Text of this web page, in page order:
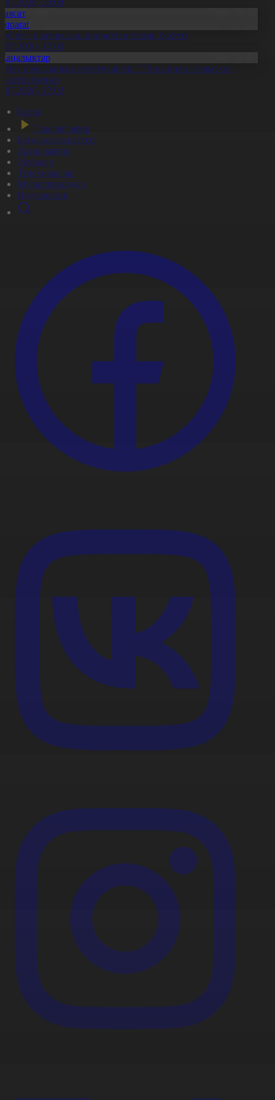
партиясы кандидаттар тізімін бекітті
17:00
облысының жүргізушілері 170 мыңнан астам жол
бұзған
17:02
Басты
Тікелей эфир
Бағдарлама кестесі
Жаңалықтар
Жобалар
Телехикаялар
Мультсериалдар
Видеоархив